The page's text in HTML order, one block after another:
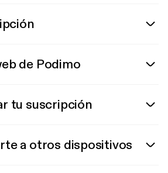
de Podimo
tu suscripción
a otros dispositivos